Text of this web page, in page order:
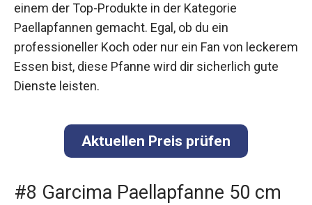
einem der Top-Produkte in der Kategorie
Paellapfannen gemacht. Egal, ob du ein
professioneller Koch oder nur ein Fan von leckerem
Essen bist, diese Pfanne wird dir sicherlich gute
Dienste leisten.
Aktuellen Preis prüfen
#8 Garcima Paellapfanne 50 cm